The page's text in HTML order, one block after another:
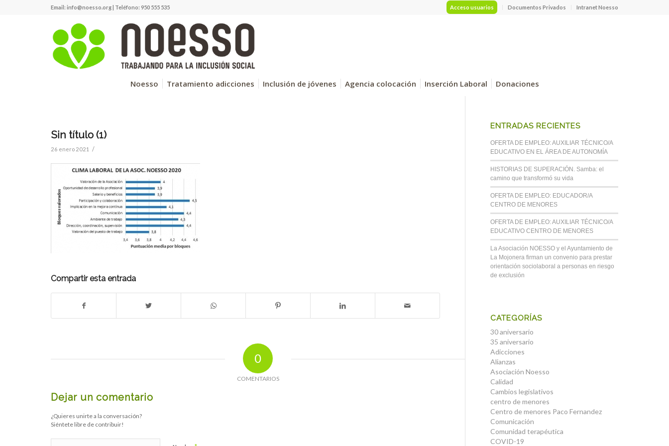
Acceso usuarios Documentos Privados Intranet Noesso
Email: info@noesso.org| Teléfono: 950 555 535
Noesso Tratamiento adicciones Inclusión de jóvenes Agencia colocación Inserción Laboral Donaciones
Sin título (1)
26 enero 2021 /
Compartir esta entrada
0
COMENTARIOS
Dejar un comentario
¿Quieres unirte a la conversación?
Siéntete libre de contribuir!
ENTRADAS RECIENTES
OFERTA DE EMPLEO: AUXILIAR TÉCNICO/A
EDUCATIVO EN EL ÁREA DE AUTONOMÍA
HISTORIAS DE SUPERACIÓN. Samba: el
camino que transformó su vida
OFERTA DE EMPLEO: EDUCADOR/A
CENTRO DE MENORES
OFERTA DE EMPLEO: AUXILIAR TÉCNICO/A
EDUCATIVO CENTRO DE MENORES
La Asociación NOESSO y el Ayuntamiento de
La Mojonera firman un convenio para prestar
orientación sociolaboral a personas en riesgo
de exclusión
CATEGORÍAS
30 aniversario
35 aniversario
Adicciones
Alianzas
Asociación Noesso
Calidad
Cambios legislativos
centro de menores
Centro de menores Paco Fernandez
Comunicación
Comunidad terapéutica
COVID-19